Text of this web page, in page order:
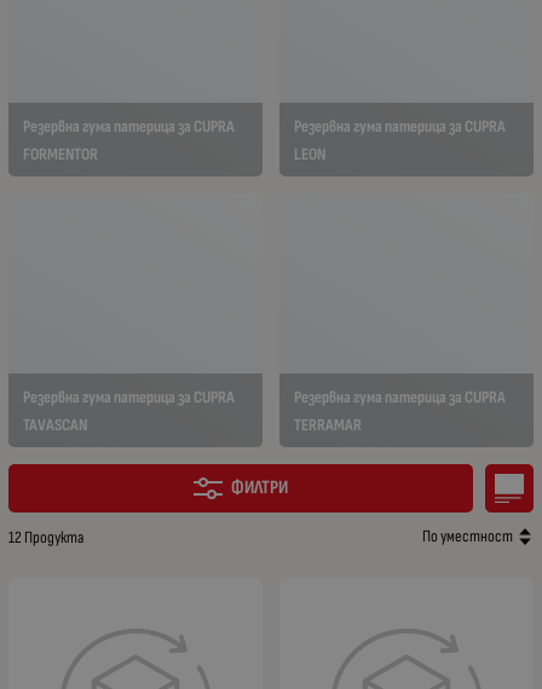
Резервна гума патерица за CUPRA
FORMENTOR
Резервна гума патерица за CUPRA
LEON
Резервна гума патерица за CUPRA
TAVASCAN
Резервна гума патерица за CUPRA
TERRAMAR
ФИЛТРИ
12 Продукта По уместност